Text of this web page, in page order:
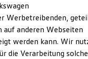
und Updates
ID.
Werbetreibenden,
auf anderen Webseiten
werden kann. Wir
die Verarbeitung